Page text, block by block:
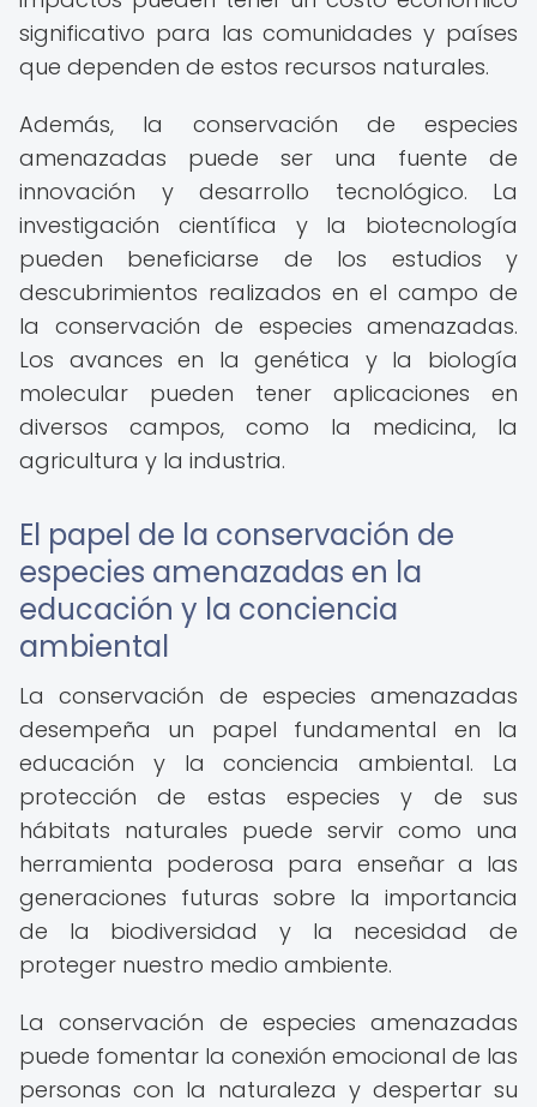
significativo para las comunidades y países
que dependen de estos recursos naturales.
Además, la conservación de especies
amenazadas puede ser una fuente de
innovación y desarrollo tecnológico. La
investigación científica y la biotecnología
pueden beneficiarse de los estudios y
descubrimientos realizados en el campo de
la conservación de especies amenazadas.
Los avances en la genética y la biología
molecular pueden tener aplicaciones en
diversos campos, como la medicina, la
agricultura y la industria.
El papel de la conservación de
especies amenazadas en la
educación y la conciencia
ambiental
La conservación de especies amenazadas
desempeña un papel fundamental en la
educación y la conciencia ambiental. La
protección de estas especies y de sus
hábitats naturales puede servir como una
herramienta poderosa para enseñar a las
generaciones futuras sobre la importancia
de la biodiversidad y la necesidad de
proteger nuestro medio ambiente.
La conservación de especies amenazadas
puede fomentar la conexión emocional de las
personas con la naturaleza y despertar su